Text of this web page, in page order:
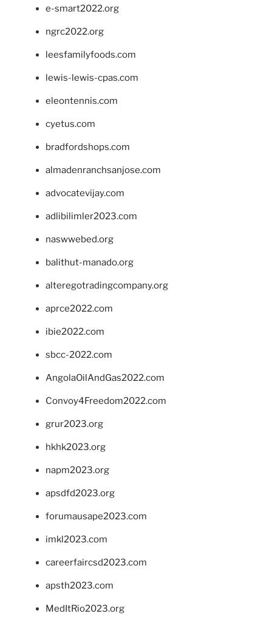
e-smart2022.org
ngrc2022.org
leesfamilyfoods.com
lewis-lewis-cpas.com
eleontennis.com
cyetus.com
bradfordshops.com
almadenranchsanjose.com
advocatevijay.com
adlibilimler2023.com
naswwebed.org
balithut-manado.org
alteregotradingcompany.org
aprce2022.com
ibie2022.com
sbcc-2022.com
AngolaOilAndGas2022.com
Convoy4Freedom2022.com
grur2023.org
hkhk2023.org
napm2023.org
apsdfd2023.org
forumausape2023.com
imkl2023.com
careerfaircsd2023.com
apsth2023.com
MedItRio2023.org